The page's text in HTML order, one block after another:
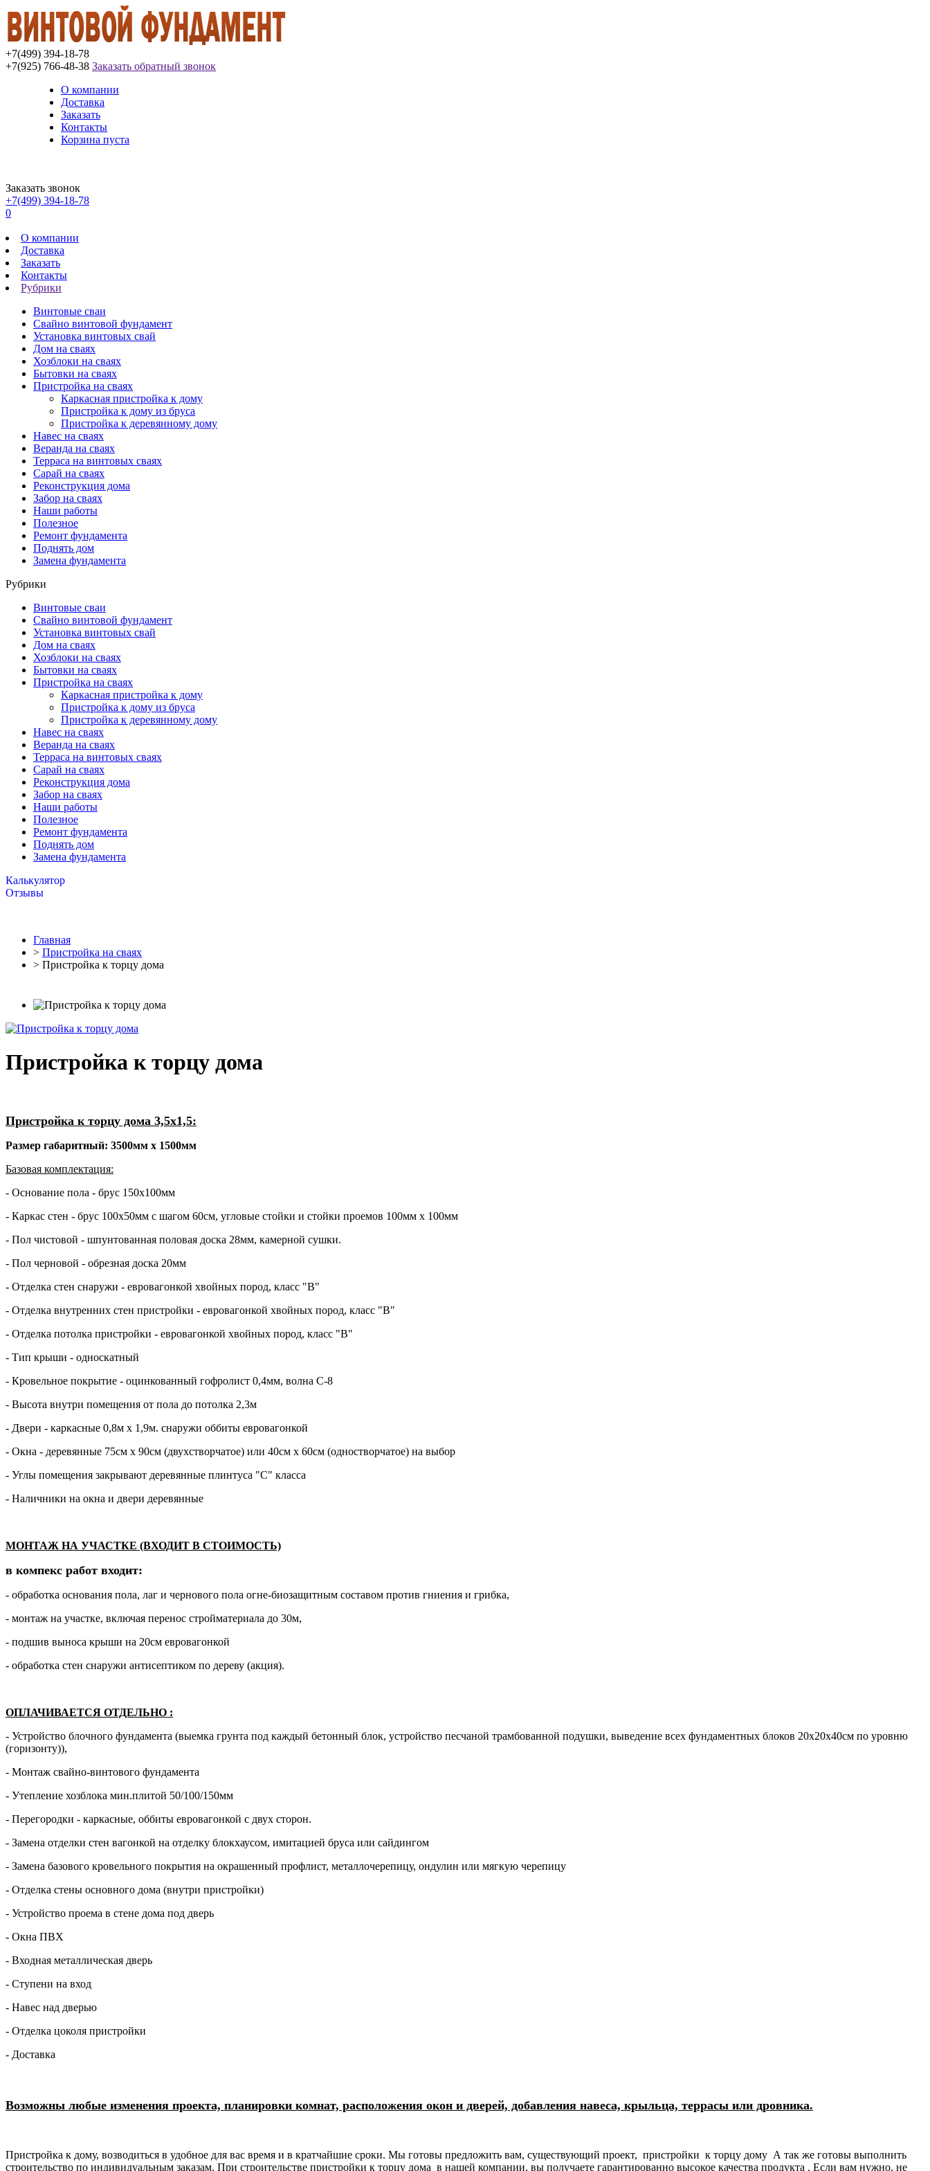
+7(499) 394-18-78
+7(925) 766-48-38 Заказать обратный звонок
О компании
Доставка
Заказать
Контакты
Корзина пуста
Заказать звонок
+7(499) 394-18-78
0
О компании
Доставка
Заказать
Контакты
Рубрики
Винтовые сваи
Свайно винтовой фундамент
Установка винтовых свай
Дом на сваях
Хозблоки на сваях
Бытовки на сваях
Пристройка на сваях
Каркасная пристройка к дому
Пристройка к дому из бруса
Пристройка к деревянному дому
Навес на сваях
Веранда на сваях
Терраса на винтовых сваях
Cарай на сваях
Реконструкция дома
Забор на сваях
Наши работы
Полезное
Ремонт фундамента
Поднять дом
Замена фундамента
Рубрики
Винтовые сваи
Свайно винтовой фундамент
Установка винтовых свай
Дом на сваях
Хозблоки на сваях
Бытовки на сваях
Пристройка на сваях
Каркасная пристройка к дому
Пристройка к дому из бруса
Пристройка к деревянному дому
Навес на сваях
Веранда на сваях
Терраса на винтовых сваях
Cарай на сваях
Реконструкция дома
Забор на сваях
Наши работы
Полезное
Ремонт фундамента
Поднять дом
Замена фундамента
Калькулятор
Отзывы
Главная
> Пристройка на сваях
> Пристройка к торцу дома
Пристройка к торцу дома
Пристройка к торцу дома 3,5х1,5:
Размер габаритный: 3500мм х 1500мм
Базовая комплектация:
- Основание пола - брус 150х100мм
- Каркас стен - брус 100х50мм с шагом 60см, угловые стойки и стойки проемов 100мм х 100мм
- Пол чистовой - шпунтованная половая доска 28мм, камерной сушки.
- Пол черновой - обрезная доска 20мм
- Отделка стен снаружи - евровагонкой хвойных пород, класс "В"
- Отделка внутренних стен пристройки - евровагонкой хвойных пород, класс "В"
- Отделка потолка пристройки - евровагонкой хвойных пород, класс "В"
- Тип крыши - односкатный
- Кровельное покрытие - оцинкованный гофролист 0,4мм, волна С-8
- Высота внутри помещения от пола до потолка 2,3м
- Двери - каркасные 0,8м х 1,9м. снаружи оббиты евровагонкой
- Окна - деревянные 75см х 90см (двухстворчатое) или 40см х 60см (одностворчатое) на выбор
- Углы помещения закрывают деревянные плинтуса "С" класса
- Наличники на окна и двери деревянные
МОНТАЖ НА УЧАСТКЕ (ВХОДИТ В СТОИМОСТЬ)
в компекс работ входит:
- обработка основания пола, лаг и чернового пола огне-биозащитным составом против гниения и грибка,
- монтаж на участке, включая перенос стройматериала до 30м,
- подшив выноса крыши на 20см евровагонкой
- обработка стен снаружи антисептиком по дереву (акция).
ОПЛАЧИВАЕТСЯ ОТДЕЛЬНО :
- Устройство блочного фундамента (выемка грунта под каждый бетонный блок, устройство песчаной трамбованной подушки, выведение всех фундаментных блоков 20х20х40см по уровню
(горизонту)),
- Монтаж свайно-винтового фундамента
- Утепление хозблока мин.плитой 50/100/150мм
- Перегородки - каркасные, оббиты евровагонкой с двух сторон.
- Замена отделки стен вагонкой на отделку блокхаусом, имитацией бруса или сайдингом
- Замена базового кровельного покрытия на окрашенный профлист, металлочерепицу, ондулин или мягкую черепицу
- Отделка стены основного дома (внутри пристройки)
- Устройство проема в стене дома под дверь
- Окна ПВХ
- Входная металлическая дверь
- Ступени на вход
- Навес над дверью
- Отделка цоколя пристройки
- Доставка
Возможны любые изменения проекта, планировки комнат, расположения окон и дверей, добавления навеса, крыльца, террасы или дровника.
Пристройка к дому, возводиться в удобное для вас время и в кратчайшие сроки. Мы готовы предложить вам, существующий проект, пристройки к торцу дому А так же готовы выполнить
строительство по индивидуальным заказам. При строительстве пристройки к торцу дома в нашей компании, вы получаете гарантированно высокое качества продукта . Если вам нужно, не